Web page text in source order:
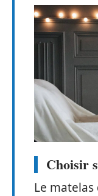
Choisir
Le